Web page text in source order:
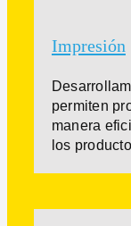
Impresión
permiten
manera
los